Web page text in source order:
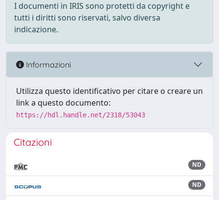
I documenti in IRIS sono protetti da copyright e
tutti i diritti sono riservati, salvo diversa
indicazione.
Informazioni
Utilizza questo identificativo per citare o creare un
link a questo documento:
https://hdl.handle.net/2318/53043
Citazioni
ND
ND